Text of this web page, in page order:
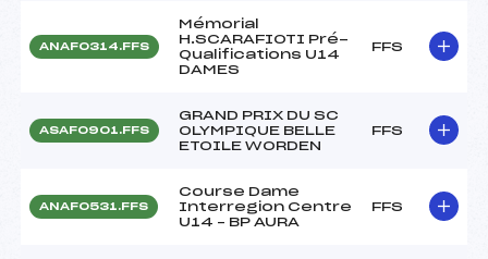
ANAF0314.FFS
Mémorial
H.SCARAFIOTI Pré-
Qualifications U14
DAMES
FFS
ASAF0901.FFS
GRAND PRIX DU SC
OLYMPIQUE BELLE
ETOILE WORDEN
FFS
ANAF0531.FFS
Course Dame
Interregion Centre
U14 – BP AURA
FFS